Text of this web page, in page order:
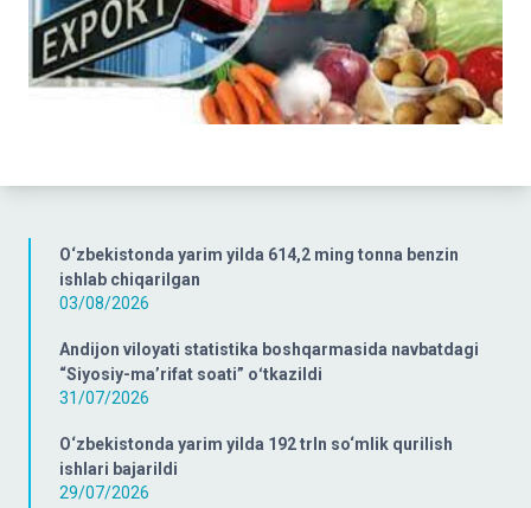
O‘zbekistonda yarim yilda 614,2 ming tonna benzin
ishlab chiqarilgan
03/08/2026
Andijon viloyati statistika boshqarmasida navbatdagi
“Siyosiy-ma’rifat soati” oʻtkazildi
31/07/2026
O‘zbekistonda yarim yilda 192 trln so‘mlik qurilish
ishlari bajarildi
29/07/2026